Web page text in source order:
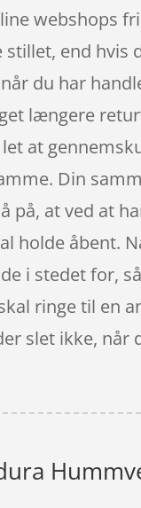
webshops
end hvis
du har
længere
at
Din
på, at ved at
holde åbent.
i stedet for,
ringe til en
slet ikke,